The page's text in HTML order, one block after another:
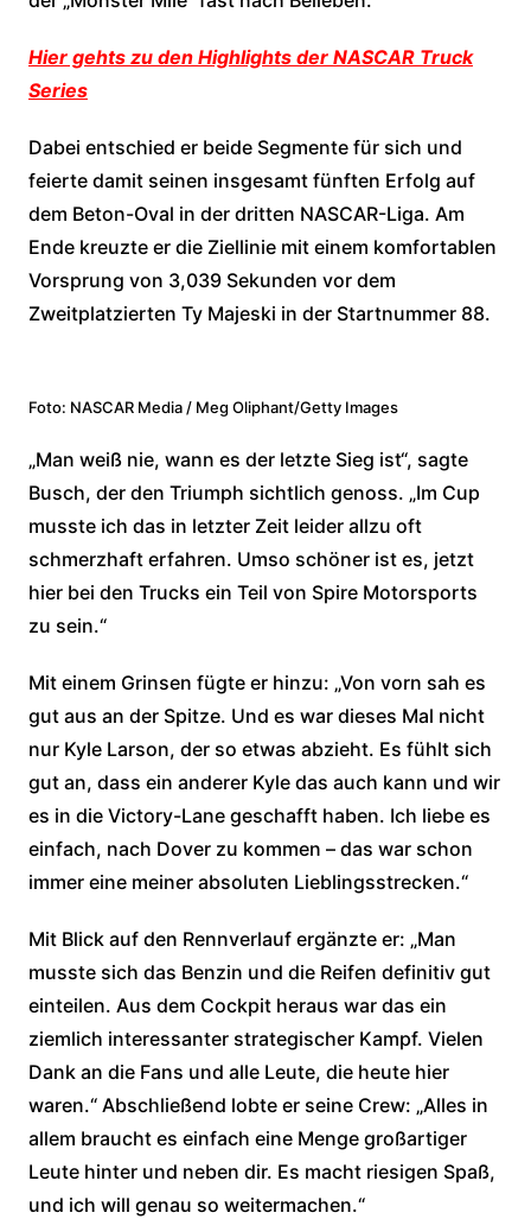
Hier gehts zu den Highlights der NASCAR Truck
Series
Dabei entschied er beide Segmente für sich und
feierte damit seinen insgesamt fünften Erfolg auf
dem Beton-Oval in der dritten NASCAR-Liga. Am
Ende kreuzte er die Ziellinie mit einem komfortablen
Vorsprung von 3,039 Sekunden vor dem
Zweitplatzierten Ty Majeski in der Startnummer 88.
Foto: NASCAR Media / Meg Oliphant/Getty Images
„Man weiß nie, wann es der letzte Sieg ist“, sagte
Busch, der den Triumph sichtlich genoss. „Im Cup
musste ich das in letzter Zeit leider allzu oft
schmerzhaft erfahren. Umso schöner ist es, jetzt
hier bei den Trucks ein Teil von Spire Motorsports
zu sein.“
Mit einem Grinsen fügte er hinzu: „Von vorn sah es
gut aus an der Spitze. Und es war dieses Mal nicht
nur Kyle Larson, der so etwas abzieht. Es fühlt sich
gut an, dass ein anderer Kyle das auch kann und wir
es in die Victory-Lane geschafft haben. Ich liebe es
einfach, nach Dover zu kommen – das war schon
immer eine meiner absoluten Lieblingsstrecken.“
Mit Blick auf den Rennverlauf ergänzte er: „Man
musste sich das Benzin und die Reifen definitiv gut
einteilen. Aus dem Cockpit heraus war das ein
ziemlich interessanter strategischer Kampf. Vielen
Dank an die Fans und alle Leute, die heute hier
waren.“ Abschließend lobte er seine Crew: „Alles in
allem braucht es einfach eine Menge großartiger
Leute hinter und neben dir. Es macht riesigen Spaß,
und ich will genau so weitermachen.“